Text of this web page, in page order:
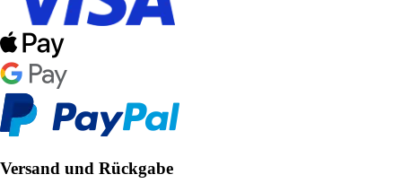
Versand und Rückgabe